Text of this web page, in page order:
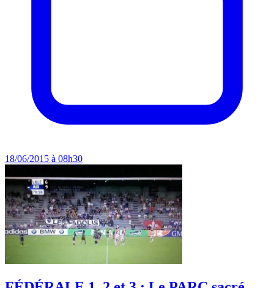
18/06/2015 à 08h30